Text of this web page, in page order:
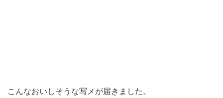
こんなおいしそうな写メが届きました。